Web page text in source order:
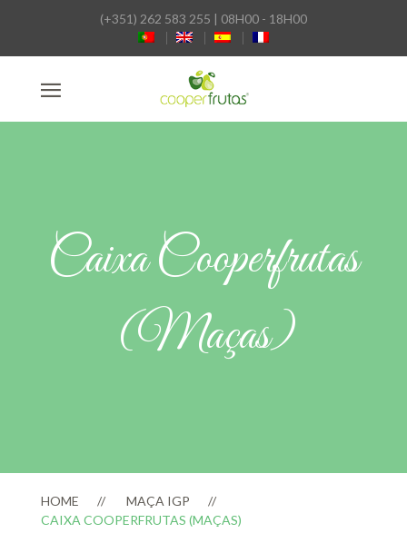
(+351) 262 583 255 | 08H00 - 18H00
Caixa Cooperfrutas
(Maças)
HOME
MAÇA IGP
CAIXA COOPERFRUTAS (MAÇAS)